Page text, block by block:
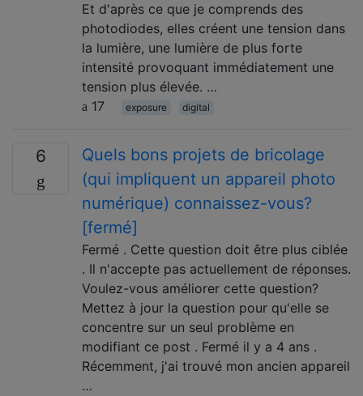
Et d'après ce que je comprends des
photodiodes, elles créent une tension dans
la lumière, une lumière de plus forte
intensité provoquant immédiatement une
tension plus élevée. …
17
exposure digital
6
Quels bons projets de bricolage
(qui impliquent un appareil photo
numérique) connaissez-vous?
[fermé]
Fermé . Cette question doit être plus ciblée
. Il n'accepte pas actuellement de réponses.
Voulez-vous améliorer cette question?
Mettez à jour la question pour qu'elle se
concentre sur un seul problème en
modifiant ce post . Fermé il y a 4 ans .
Récemment, j'ai trouvé mon ancien appareil
…